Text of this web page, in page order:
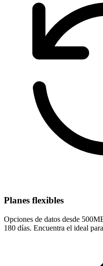
Planes flexibles
Opciones de datos desde
180 días. Encuentra el ideal